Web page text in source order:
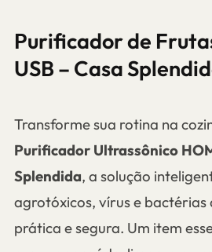
Purificador de
USB – Casa
Transforme sua rotina na
Purificador Ultrassônico
Splendida, a solução
agrotóxicos, vírus e bactérias
prática e segura. Um item